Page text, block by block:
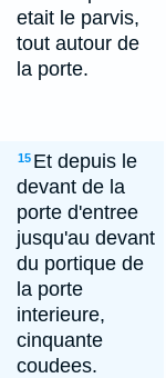
etait le parvis,
tout autour de
la porte.
15 Et depuis le
devant de la
porte d'entree
jusqu'au devant
du portique de
la porte
interieure,
cinquante
coudees.